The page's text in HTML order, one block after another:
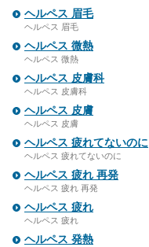
ヘルペス 眉毛
ヘルペス 眉毛
ヘルペス 微熱
ヘルペス 微熱
ヘルペス 皮膚科
ヘルペス 皮膚科
ヘルペス 皮膚
ヘルペス 皮膚
ヘルペス 疲れてないのに
ヘルペス 疲れてないのに
ヘルペス 疲れ 再発
ヘルペス 疲れ 再発
ヘルペス 疲れ
ヘルペス 疲れ
ヘルペス 発熱